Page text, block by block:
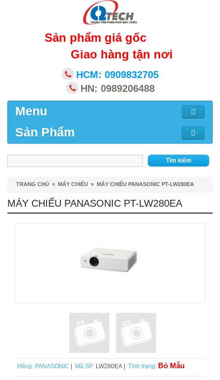
Sản phẩm giá gốc
Giao hàng tận nơi
HCM: 0909832705
HN: 0989206488
Menu
Sản Phẩm
Tìm kiếm
TRANG CHỦ » MÁY CHIẾU » MÁY CHIẾU PANASONIC PT-LW280EA
MÁY CHIẾU PANASONIC PT-LW280EA
Hãng: PANASONIC Mã SP: LW280EA | Tình trạng: Bỏ Mẫu